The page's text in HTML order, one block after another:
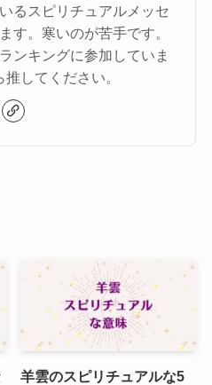
るスピリチュアルメッセ
す。寒いのが苦手です。
ンキングに参加していま
してください。
羊雲のスピリチュアルな5